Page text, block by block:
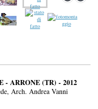
- ARRONE (TR) - 2012
Arch. Andrea Vanni